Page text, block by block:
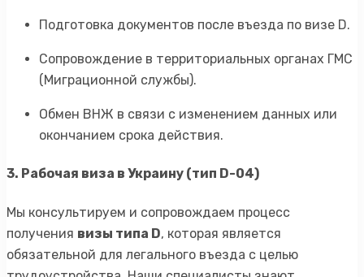
Подготовка документов после въезда по визе D.
Сопровождение в территориальных органах ГМС
(Миграционной службы).
Обмен ВНЖ в связи с изменением данных или
окончанием срока действия.
3. Рабочая виза в Украину (тип D-04)
Мы консультируем и сопровождаем процесс
получения визы типа D, которая является
обязательной для легального въезда с целью